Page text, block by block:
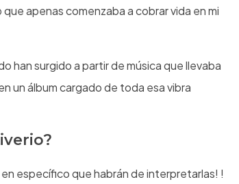
apenas comenzaba a cobrar vida en mi
han surgido a partir de música que llevaba
un álbum cargado de toda esa vibra
específico que habrán de interpretarlas! !